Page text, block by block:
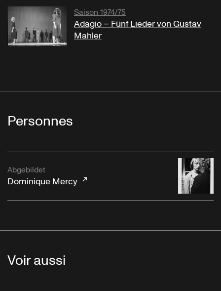
Saison 1974/75
Adagio – Fünf Lieder von Gustav
Mahler
Personnes
Abgebildet
Dominique Mercy
Voir aussi